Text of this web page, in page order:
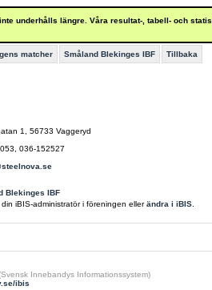
underhålls längre. Våra resultat-, tabell- och
matcher Småland Blekinges IBF Tillbaka
1, 56733 Vaggeryd
036-152527
Blekinges IBF
iBIS-administratör i föreningen ellerändra i iBIS
Innebandys Informationssystem)
ibis